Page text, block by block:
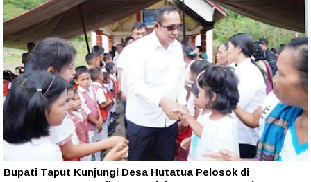
Bupati Taput Kunjungi Desa Hutatua Pelosok di